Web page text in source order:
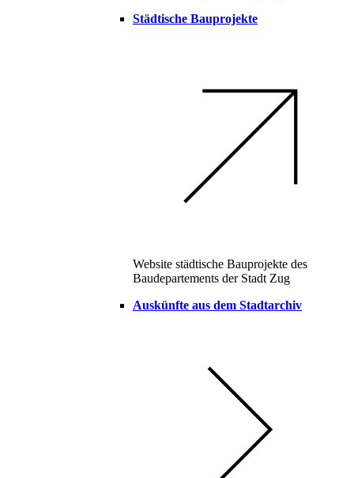
Städtische Bauprojekte
Website städtische Bauprojekte des
Baudepartements der Stadt Zug
Auskünfte aus dem Stadtarchiv